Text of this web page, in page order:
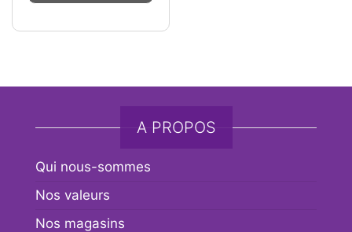
A PROPOS
Qui nous-sommes
Nos valeurs
Nos magasins